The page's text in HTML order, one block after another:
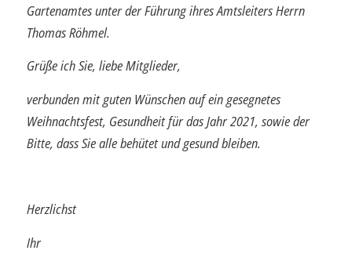
Gartenamtes unter der Führung ihres Amtsleiters Herrn
Thomas Röhmel.
Grüße ich Sie, liebe Mitglieder,
verbunden mit guten Wünschen auf ein gesegnetes
Weihnachtsfest, Gesundheit für das Jahr 2021, sowie der
Bitte, dass Sie alle behütet und gesund bleiben.
Herzlichst
Ihr